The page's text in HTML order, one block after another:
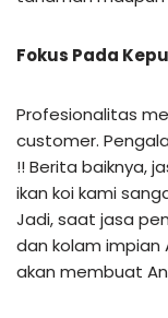
Fokus Pada
Profesionalitas
customer.
!! Berita baiknya,
ikan koi kami
Jadi, saat jasa
dan kolam impian
akan membuat